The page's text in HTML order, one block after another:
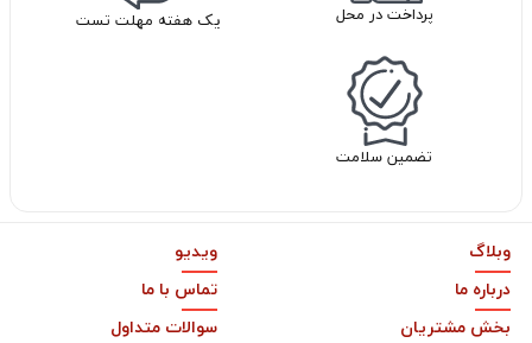
پرداخت در محل یک هفته مهلت تست
تضمین سلامت
وبلاگ
ویدیو
درباره ما
تماس با ما
بخش مشتریان
سوالات متداول